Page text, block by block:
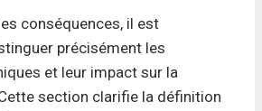
conséquences, il est
précisément les
et leur impact sur la
section clarifie la définition